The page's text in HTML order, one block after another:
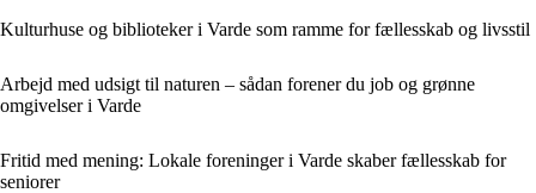
Kulturhuse og biblioteker i Varde som ramme for fællesskab og livsstil
Arbejd med udsigt til naturen – sådan forener du job og grønne
omgivelser i Varde
Fritid med mening: Lokale foreninger i Varde skaber fællesskab for
seniorer